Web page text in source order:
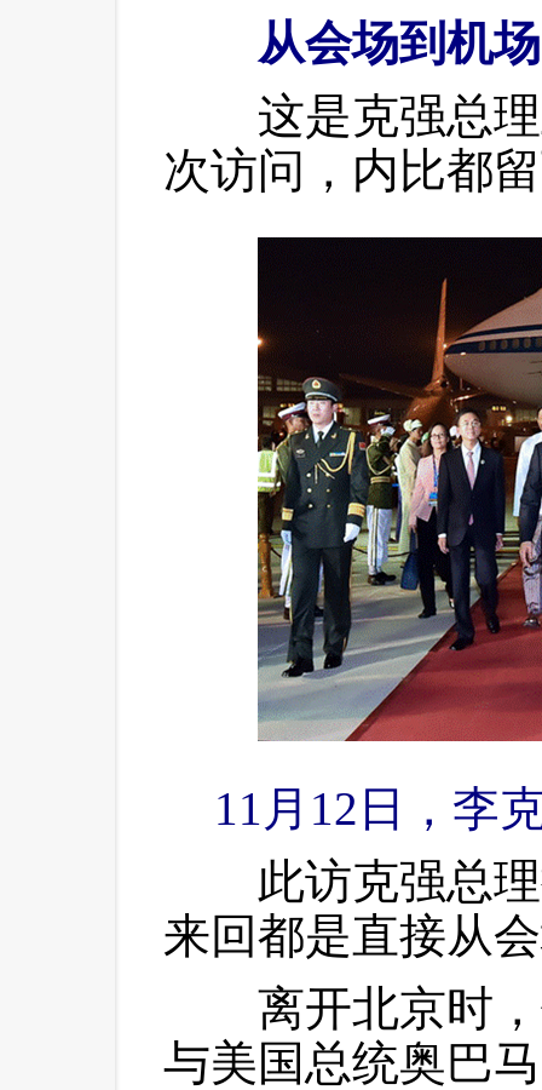
从会场到机场
这是克强总理
次访问，内比都
11月12日，李
此访克强总理
来回都是直接从
离开北京时，
与美国总统奥巴